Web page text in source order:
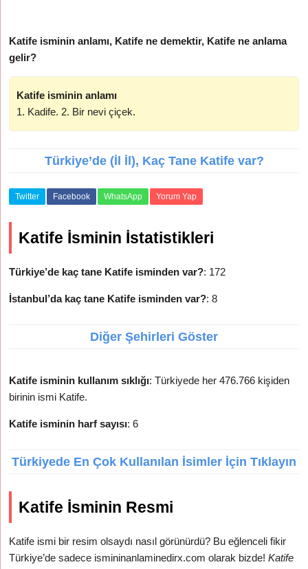
Katife isminin anlamı, Katife ne demektir, Katife ne anlama
gelir?
Katife isminin anlamı
1. Kadife. 2. Bir nevi çiçek.
Türkiye’de (İl İl), Kaç Tane Katife var?
Twitter Facebook WhatsApp Yorum Yap
Katife İsminin İstatistikleri
Türkiye’de kaç tane Katife isminden var?: 172
İstanbul’da kaç tane Katife isminden var?: 8
Diğer Şehirleri Göster
Katife isminin kullanım sıklığı: Türkiyede her 476.766 kişiden
birinin ismi Katife.
Katife isminin harf sayısı: 6
Türkiyede En Çok Kullanılan İsimler İçin Tıklayın
Katife İsminin Resmi
Katife ismi bir resim olsaydı nasıl görünürdü? Bu eğlenceli fikir
Türkiye’de sadece ismininanlaminedirx.com olarak bizde!Katife